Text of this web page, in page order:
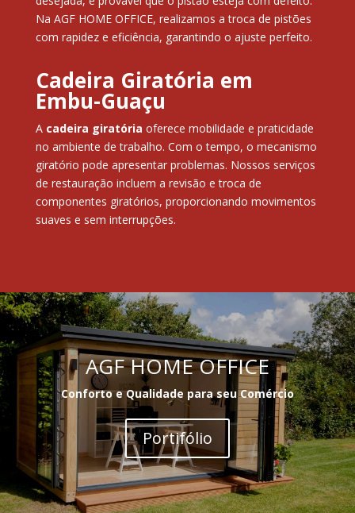
Na AGF HOME OFFICE, realizamos a troca de pistões
com rapidez e eficiência, garantindo o ajuste perfeito.
Cadeira Giratória em
Embu-Guaçu
A cadeira giratória oferece mobilidade e praticidade
no ambiente de trabalho. Com o tempo, o mecanismo
giratório pode apresentar problemas. Nossos serviços
de restauração incluem a revisão e troca de
componentes giratórios, proporcionando movimentos
suaves e sem interrupções.
AGF HOME OFFICE
Conforto e Qualidade para seu Comércio
Portifólio